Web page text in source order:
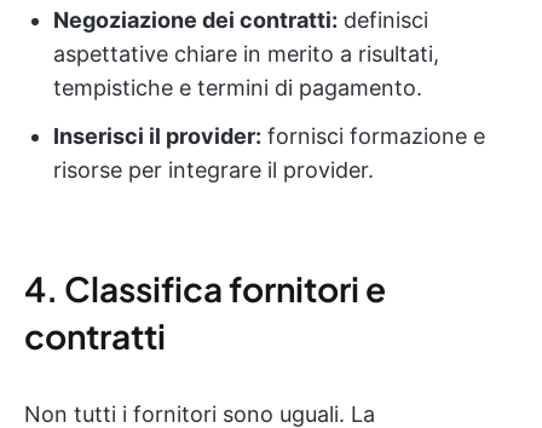
Negoziazione dei contratti: definisci
aspettative chiare in merito a risultati,
tempistiche e termini di pagamento.
Inserisci il provider: fornisci formazione e
risorse per integrare il provider.
4. Classifica fornitori e
contratti
Non tutti i fornitori sono uguali. La